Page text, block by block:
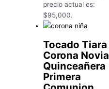
precio actual es:
$95,000.
Tocado Tiara
Corona Novia
Quinceañera
Primera